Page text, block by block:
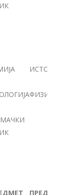
ИСТОРИЈА
ФИЗИКА
ПРЕДМЕТ